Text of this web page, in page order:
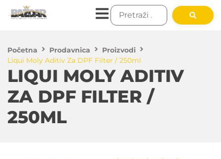
Početna Prodavnica
Proizvodi
Liqui Moly Aditiv Za DPF Filter / 250ml
LIQUI MOLY ADITIV
ZA DPF FILTER /
250ML